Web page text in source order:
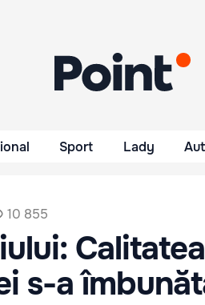
Sport Lady
10 855
s-a